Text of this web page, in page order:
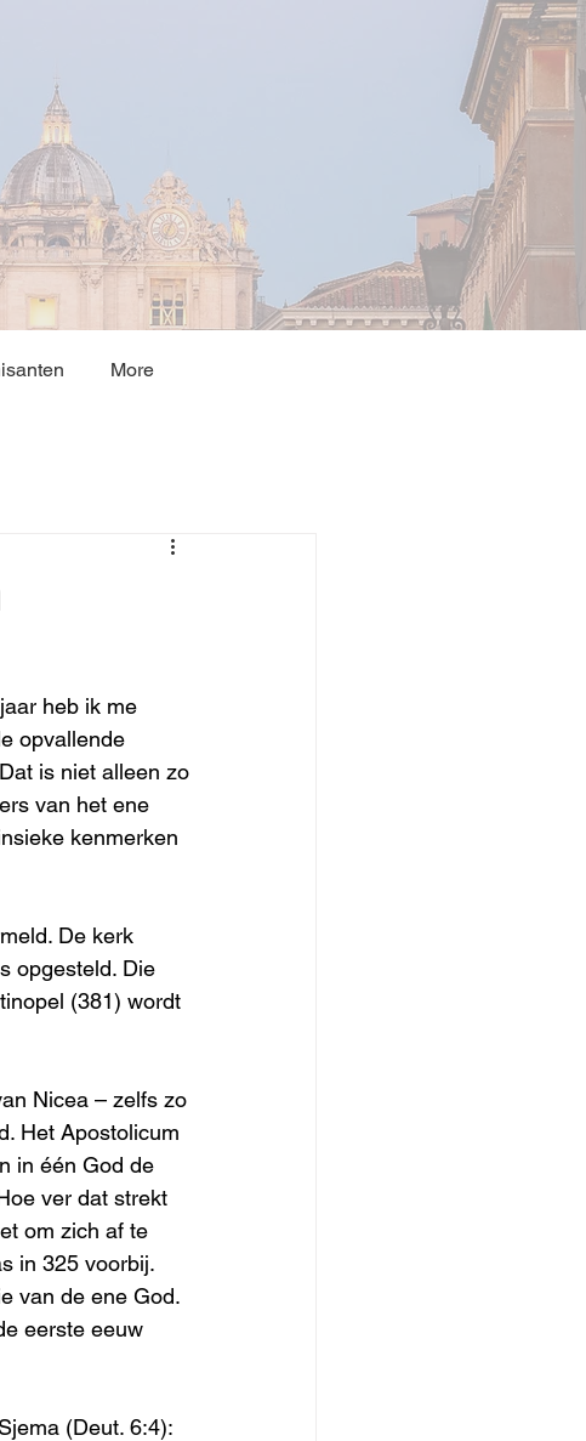
More
heb ik me
opvallende
is niet alleen zo
van het ene
kenmerken
De kerk
opgesteld. Die
(381) wordt
Nicea – zelfs zo
Het Apostolicum
in één God de
ver dat strekt
om zich af te
in 325 voorbij.
van de ene God.
eerste eeuw
(Deut. 6:4):